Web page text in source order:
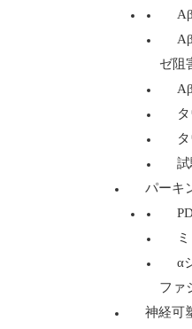
ゼ阻
パーキ
α
ファ
神経可